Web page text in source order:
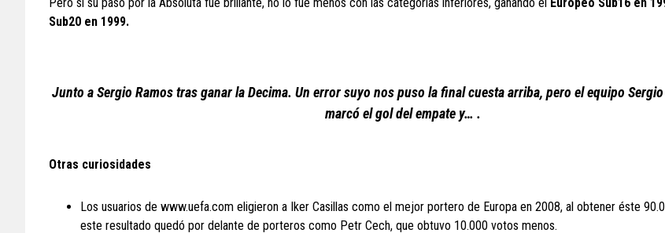
Sub20 en 1999.
Junto a Sergio Ramos tras ganar la Decima. Un error suyo nos puso la final cuesta arriba, pero el equipo
marcó el gol del empate y… .
Otras curiosidades
Los usuarios de www.uefa.com eligieron a Iker Casillas como el mejor portero de Europa en 2008, al obtener éste
este resultado quedó por delante de porteros como Petr Cech, que obtuvo 10.000 votos menos.